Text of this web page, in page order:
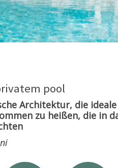
pool
Architektur, die
zu heißen, die in